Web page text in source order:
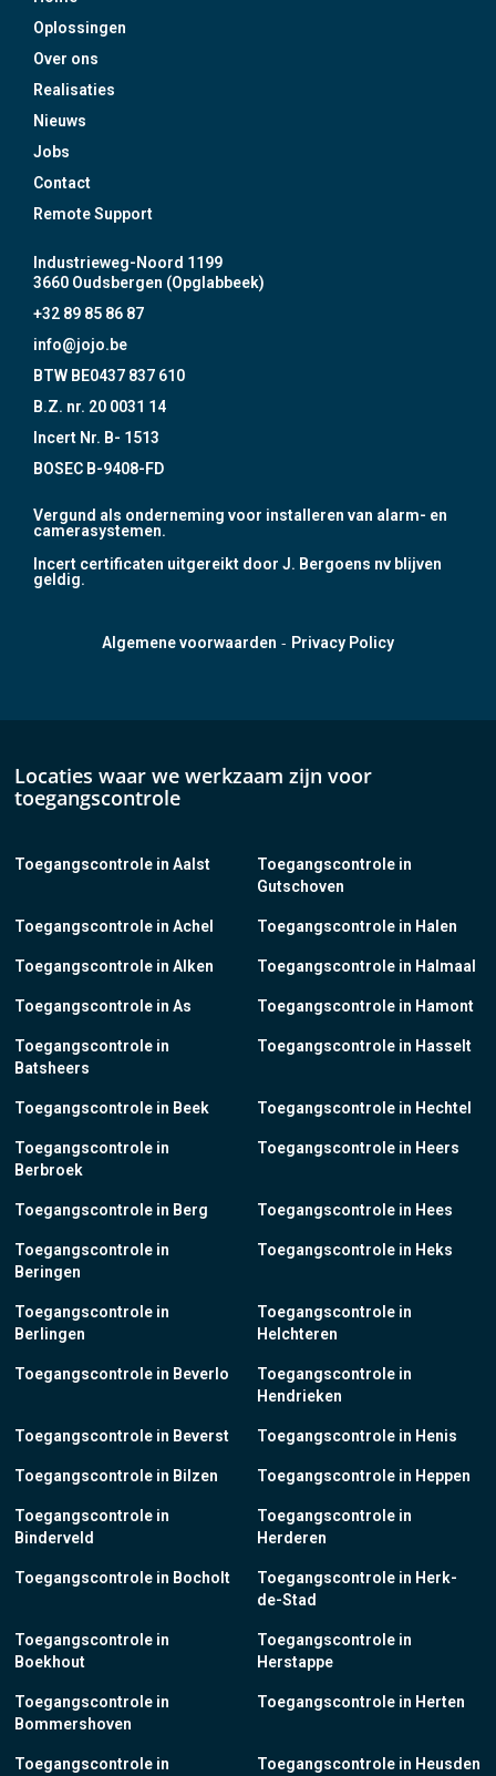
Oplossingen
Over ons
Realisaties
Nieuws
Jobs
Contact
Remote Support
Industrieweg-Noord 1199
3660 Oudsbergen (Opglabbeek)
+32 89 85 86 87
info@jojo.be
BTW BE0437 837 610
B.Z. nr. 20 0031 14
Incert Nr. B- 1513
BOSEC B-9408-FD
Vergund als onderneming voor installeren van alarm- en
camerasystemen.
Incert certificaten uitgereikt door J. Bergoens nv blijven
geldig.
Algemene voorwaarden - Privacy Policy
Locaties waar we werkzaam zijn voor
toegangscontrole
Toegangscontrole in Aalst
Toegangscontrole in Achel
Toegangscontrole in Alken
Toegangscontrole in As
Toegangscontrole in
Batsheers
Toegangscontrole in Beek
Toegangscontrole in
Berbroek
Toegangscontrole in Berg
Toegangscontrole in
Beringen
Toegangscontrole in
Berlingen
Toegangscontrole in Beverlo
Toegangscontrole in Beverst
Toegangscontrole in Bilzen
Toegangscontrole in
Binderveld
Toegangscontrole in Bocholt
Toegangscontrole in
Boekhout
Toegangscontrole in
Bommershoven
Toegangscontrole in
Toegangscontrole in
Gutschoven
Toegangscontrole in Halen
Toegangscontrole in Halmaal
Toegangscontrole in Hamont
Toegangscontrole in Hasselt
Toegangscontrole in Hechtel
Toegangscontrole in Heers
Toegangscontrole in Hees
Toegangscontrole in Heks
Toegangscontrole in
Helchteren
Toegangscontrole in
Hendrieken
Toegangscontrole in Henis
Toegangscontrole in Heppen
Toegangscontrole in
Herderen
Toegangscontrole in Herk-
de-Stad
Toegangscontrole in
Herstappe
Toegangscontrole in Herten
Toegangscontrole in Heusden